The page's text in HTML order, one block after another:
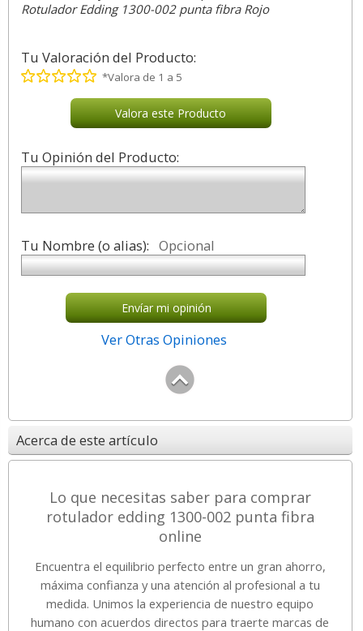
Rotulador Edding 1300-002 punta fibra Rojo
Tu Valoración del Producto:
*Valora de 1 a 5
Valora este Producto
Tu Opinión del Producto:
Tu Nombre (o alias): Opcional
Envíar mi opinión
Ver Otras Opiniones
Acerca de este artículo
Lo que necesitas saber para comprar
rotulador edding 1300-002 punta fibra
online
Encuentra el equilibrio perfecto entre un gran ahorro,
máxima confianza y una atención al profesional a tu
medida. Unimos la experiencia de nuestro equipo
humano con acuerdos directos para traerte marcas de